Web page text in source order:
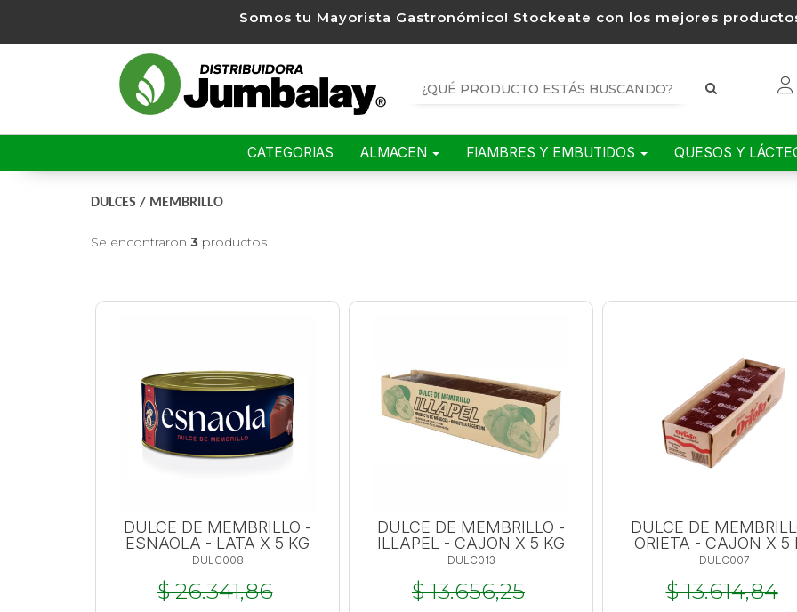
Somos tu Mayorista Gastronómico! Stockeate con los mejores
CATEGORIAS ALMACEN FIAMBRES Y EMBUTIDOS QUESOS Y
DULCES / MEMBRILLO
Se encontraron 3 productos
DULCE DE MEMBRILLO -
ESNAOLA - LATA X 5 KG
DULC008
$ 26.341,86
DULCE DE MEMBRILLO -
ILLAPEL - CAJON X 5 KG
DULC013
$ 13.656,25
DULCE DE
ORIETA - CAJON X 5
DULC007
$ 13.614,84